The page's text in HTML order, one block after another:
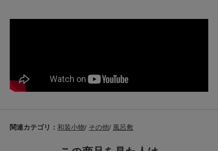
関連カテゴリ： 和装小物/ その他/ 風呂敷